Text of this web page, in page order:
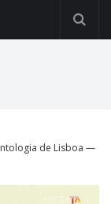
de Lisboa —